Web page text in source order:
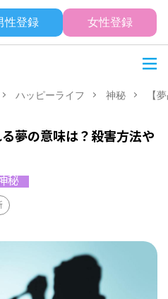
性登録 女性登録
ハッピーライフ 神秘 【
夢の意味は？殺害方法や
秘